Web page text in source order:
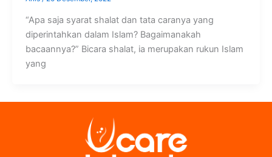
“Apa saja syarat shalat dan tata caranya yang
diperintahkan dalam Islam? Bagaimanakah
bacaannya?” Bicara shalat, ia merupakan rukun Islam
yang